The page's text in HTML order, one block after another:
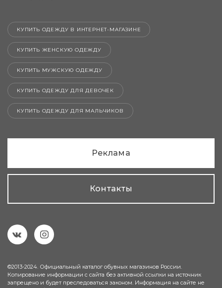
КУПИТЬ ОДЕЖДУ В ИНТЕРНЕТ-МАГАЗИНЕ
КУПИТЬ ЖЕНСКУЮ ОДЕЖДУ
КУПИТЬ МУЖСКУЮ ОДЕЖДУ
КУПИТЬ ОДЕЖДУ ДЛЯ ДЕВОЧЕК
КУПИТЬ ОДЕЖДУ ДЛЯ МАЛЬЧИКОВ
Реклама
Контакты
©2013-2024. Официальный каталог обувных магазинов России.
Копирование информации с сайта без активной ссылки на источник
запрещено и будет преследоваться законом. Информация на сайте не